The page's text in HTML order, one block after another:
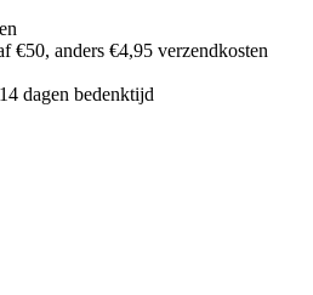
€50, anders €4,95 verzendkosten
dagen bedenktijd